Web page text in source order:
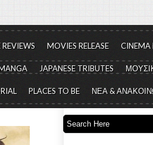
MOVIES RELEASE CINEMA
JAPANESE TRIBUTES
PLACES TO BE ΝΕΑ &